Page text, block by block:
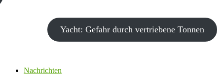
Yacht: Gefahr durch vertriebene Tonnen
Nachrichten